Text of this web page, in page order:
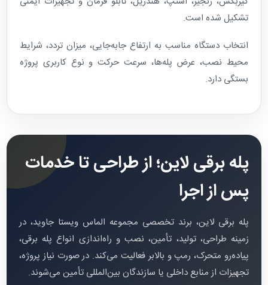
تشکیل شده است.
انتخاب دستگاه مناسب به ارتفاع جابه‌جایی، میزان تردد، شرایط
محیط نصب، عرض پله‌ها، سرعت حرکت و نوع کاربری پروژه
بستگی دارد.
پله برقی لاین؛ از طراحی تا خدمات
پس از اجرا
پله برقی لاین، برند تخصصی مجموعه الماس ویستا جاوید، در
زمینه طراحی، تولید، تأمین، نصب و راه‌اندازی انواع پله برقی،
پیاده‌رو متحرک، رمپ و بالابر فعالیت می‌کند. در صورت نیاز پروژه،
تجهیزات از منابع داخلی یا سازندگان بین‌المللی تأمین می‌شوند.